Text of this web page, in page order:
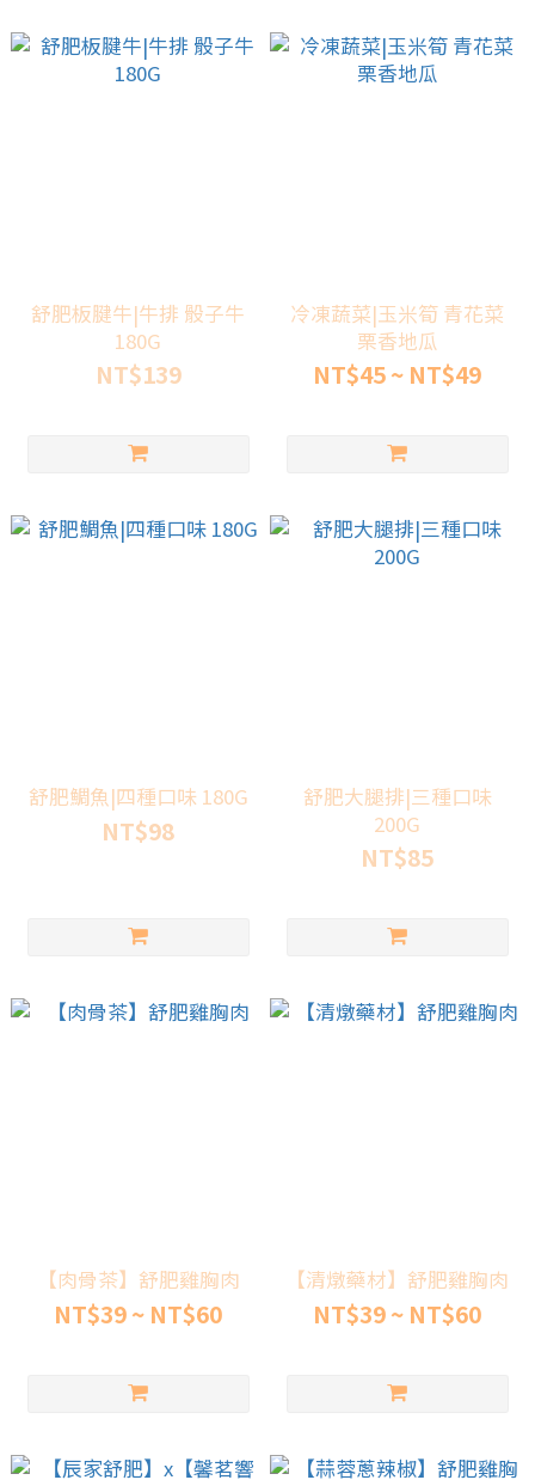
舒肥板腱牛|牛排 骰子牛
180G
NT$139
冷凍蔬菜|玉米筍 青花菜
栗香地瓜
NT$45 ~ NT$49
舒肥鯛魚|四種口味 180G
NT$98
舒肥大腿排|三種口味
200G
NT$85
【肉骨茶】舒肥雞胸肉
NT$39 ~ NT$60
【清燉藥材】舒肥雞胸肉
NT$39 ~ NT$60